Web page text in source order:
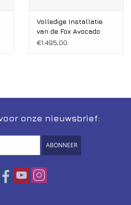
Volledige Installatie
van de Fox Avocado
€1.495,00
onze nieuwsbrief:
ABONNEER